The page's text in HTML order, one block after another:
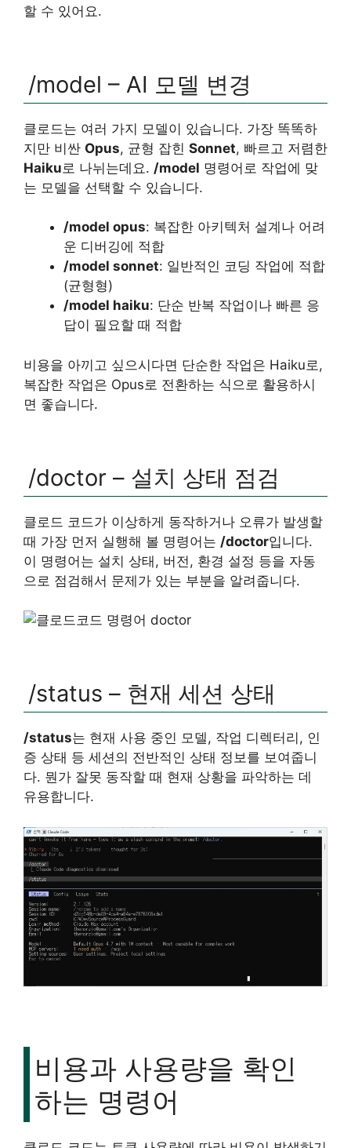
할 수 있어요.
/model – AI 모델 변경
클로드는 여러 가지 모델이 있습니다. 가장 똑똑하
지만 비싼 Opus, 균형 잡힌 Sonnet, 빠르고 저렴한
Haiku 로 나뉘는데요. /model 명령어로 작업에 맞
는 모델을 선택할 수 있습니다.
/model opus: 복잡한 아키텍처 설계나 어려
운 디버깅에 적합
/model sonnet: 일반적인 코딩 작업에 적합
(균형형)
/model haiku: 단순 반복 작업이나 빠른 응
답이 필요할 때 적합
비용을 아끼고 싶으시다면 단순한 작업은 Haiku로,
복잡한 작업은 Opus로 전환하는 식으로 활용하시
면 좋습니다.
/doctor – 설치 상태 점검
클로드 코드가 이상하게 동작하거나 오류가 발생할
때 가장 먼저 실행해 볼 명령어는 /doctor입니다.
이 명령어는 설치 상태, 버전, 환경 설정 등을 자동
으로 점검해서 문제가 있는 부분을 알려줍니다.
/status – 현재 세션 상태
/status는 현재 사용 중인 모델, 작업 디렉터리, 인
증 상태 등 세션의 전반적인 상태 정보를 보여줍니
다. 뭔가 잘못 동작할 때 현재 상황을 파악하는 데
유용합니다.
비용과 사용량을 확인
하는 명령어